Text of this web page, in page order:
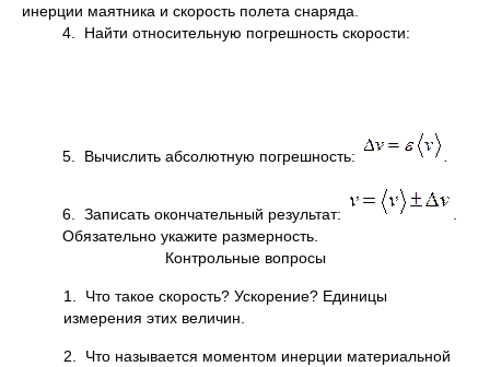
инерции маятника и скорость полета снаряда.
4. Найти относительную погрешность скорости:
5. Вычислить абсолютную погрешность:
6. Записать окончательный результат:
Обязательно укажите размерность.
Контрольные вопросы
1. Что такое скорость? Ускорение? Единицы
измерения этих величин.
2. Что называется моментом инерции материальной